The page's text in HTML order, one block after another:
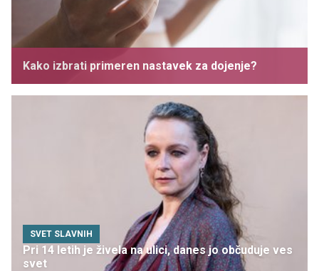
Kako izbrati primeren nastavek za dojenje?
SVET SLAVNIH
Pri 14 letih je živela na ulici, danes jo občuduje ves
svet